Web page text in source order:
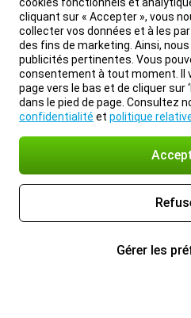
cliquant sur « Accepter », vous
collecter vos données et à les
des fins de marketing. Ainsi,
publicités pertinentes. Vous
consentement à tout moment. Il
page vers le bas et de cliquer sur
dans le pied de page. Consultez
confidentialité et politique
Gérer les